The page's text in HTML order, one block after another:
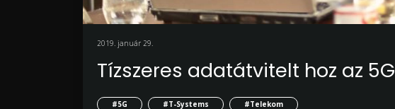
2019. január 29.
Tízszeres adatátvitelt hoz az 5G
#5G #T-Systems #Telekom